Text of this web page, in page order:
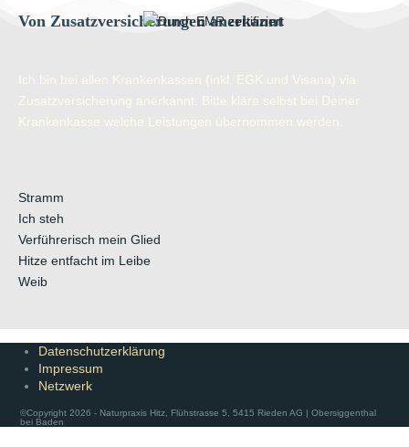
Von Zusatzversicherungen anerkannt
Stramm
Ich steh
Verführerisch mein Glied
Hitze entfacht im Leibe
Weib
Datenschutzerklärung
Impressum
Netzwerk
©Copyright 2026 - Naturpraxis Hitz, Flühstrasse 5, 5415 Rieden AG | Obersiggenthal
bei Baden